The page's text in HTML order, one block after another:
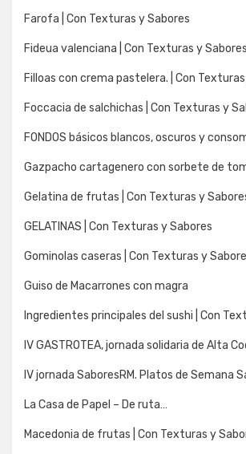
Farofa | Con Texturas y Sabores
Fideua valenciana | Con Texturas y Sabores
Filloas con crema pastelera. | Con
Foccacia de salchichas | Con Texturas y
FONDOS básicos blancos, oscuros y
Gazpacho cartagenero con sorbete de
Gelatina de frutas | Con Texturas y
GELATINAS | Con Texturas y Sabores
Gominolas caseras | Con Texturas y
Guiso de Macarrones con magra
Ingredientes principales del sushi | Con
IV GASTROTEA, jornada solidaria de Alta
IV jornada SaboresRM. Platos de Semana
La Casa de Papel – De ruta…
Macedonia de frutas | Con Texturas y